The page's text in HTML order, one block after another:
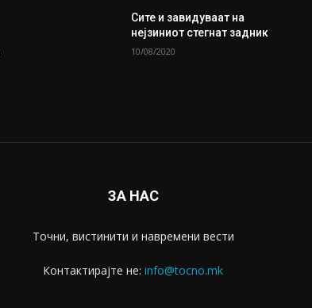
Сите и завидуваат на
нејзиниот стегнат задник
10/08/2020
ЗА НАС
Точни, вистинити и навремени вести
Контактирајте не: info@tocno.mk